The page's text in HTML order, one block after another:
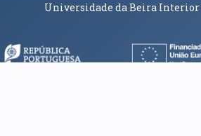
Universidade da Beira Interior
janela) (abre em nova janela)